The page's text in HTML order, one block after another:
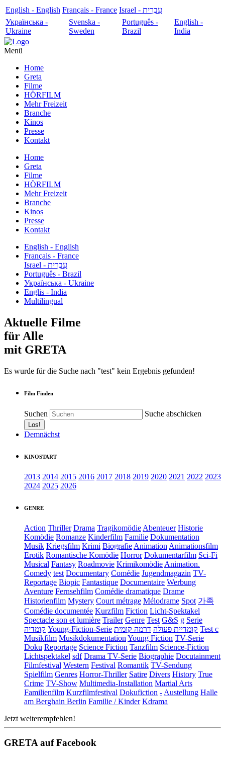
English - English Français - France
עִבְרִית - Israel
Українська -
Ukraine
Svenska -
Sweden
Português -
Brazil
English -
India
Menü
Home
Greta
Filme
HÖRFILM
Mehr Freizeit
Branche
Kinos
Presse
Kontakt
Home
Greta
Filme
HÖRFILM
Mehr Freizeit
Branche
Kinos
Presse
Kontakt
English - English
Français - France
עִבְרִית - Israel
Português - Brazil
Українська - Ukraine
Englis - India
Multilingual
Aktuelle Filme
für Alle
mit GRETA
Es wurde für die Suche nach "test" kein Ergebnis gefunden!
Film Finden
Suchen Suche abschicken
Demnächst
KINOSTART
2013 2014 2015 2016 2017 2018 2019 2020 2021 2022 2023
2024 2025 2026
GENRE
Action Thriller Drama Tragikomödie Abenteuer Historie
Komödie Romanze Kinderfilm Familie Dokumentation
Musik Kriegsfilm Krimi Biografie Animation Animationsfilm
Erotik Romantische Komödie Horror Dokumentarfilm Sci-Fi
Musical Fantasy Roadmovie Krimikomödie Animation.
Comedy test Documentary Comédie Jugendmagazin TV-
Reportage Biopic Fantastique Documentaire Werbung
Aventure Fernsehfilm Comédie dramatique Drame
Historienfilm Mystery Court métrage Mélodrame Spot 가족
Comédie documentée Kurzfilm Fiction Licht-Spektakel
Spectacle son et lumière Trailer Genre Test G&S g Serie
קומדיה Young-Fiction-Serie קומדיית פעולה דרמה קומית
Test c
Musikfilm Musikdokumentation Young Fiction TV-Serie
Doku Reportage Science Fiction Tanzfilm Science-Fiction
Lichtspektakel sdf Drama TV-Serie Biographie Docutainment
Filmfestival Western Festival Romantik TV-Sendung
Spielfilm Genres Horror-Thriller Satire Divers History True
Crime TV-Show Multimedia-Installation Martial Arts
Familienfilm Kurzfilmfestival Dokufiction - Austellung Halle
am Berghain Berlin Familie / Kinder Kdrama
Jetzt weiterempfehlen!
GRETA auf Facebook